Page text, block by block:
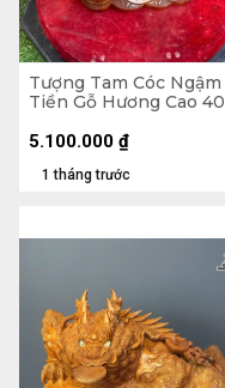
Tượng Tam Cóc Ngậm
Tiền Gỗ Hương Cao 40
1 tháng trước
5.100.000 ₫